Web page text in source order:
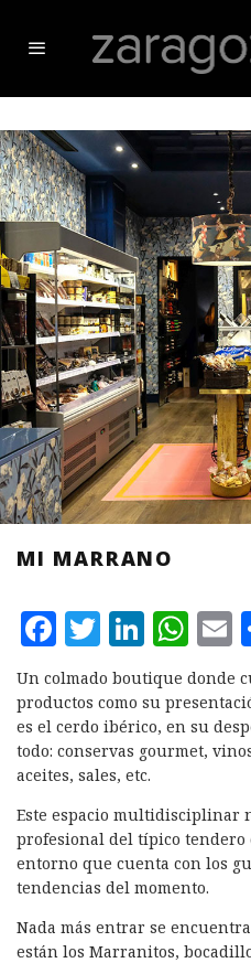
MI MARRANO
F
a
c
e
b
o
o
k
T
w
it
te
r
L
i
n
k
e
d
I
n
W
h
at
s
A
p
p
l
Un colmado boutique donde
productos como su
es el cerdo ibérico, en su
todo: conservas gourmet,
aceites, sales, etc.
Este espacio multidisciplinar
profesional del típico
entorno que cuenta con los
tendencias del momento.
Nada más entrar se
están los Marranitos,